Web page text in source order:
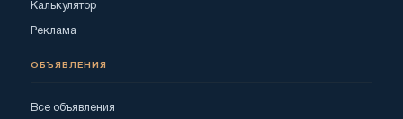
Калькулятор
Реклама
ОБЪЯВЛЕНИЯ
Все объявления